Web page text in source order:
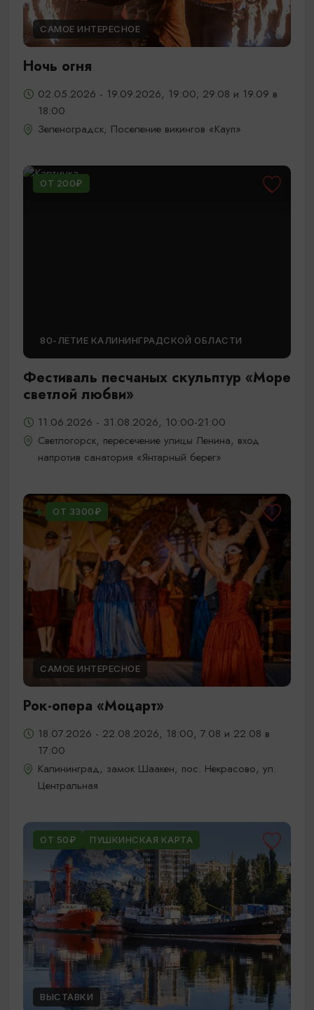
САМОЕ ИНТЕРЕСНОЕ
Ночь огня
02.05.2026 - 19.09.2026, 19:00; 29.08 и 19.09 в
18:00
Зеленоградск, Поселение викингов «Кауп»
ОТ 200₽
80-ЛЕТИЕ КАЛИНИНГРАДСКОЙ ОБЛАСТИ
Фестиваль песчаных скульптур «Море
светлой любви»
11.06.2026 - 31.08.2026, 10:00-21:00
Светлогорск, пересечение улицы Ленина, вход
напротив санатория «Янтарный берег»
ОТ 3300₽
САМОЕ ИНТЕРЕСНОЕ
Рок-опера «Моцарт»
18.07.2026 - 22.08.2026, 18:00, 7.08 и 22.08 в
17:00
Калининград, замок Шаакен, пос. Некрасово, ул.
Центральная
ОТ 50₽ ПУШКИНСКАЯ КАРТА
ВЫСТАВКИ